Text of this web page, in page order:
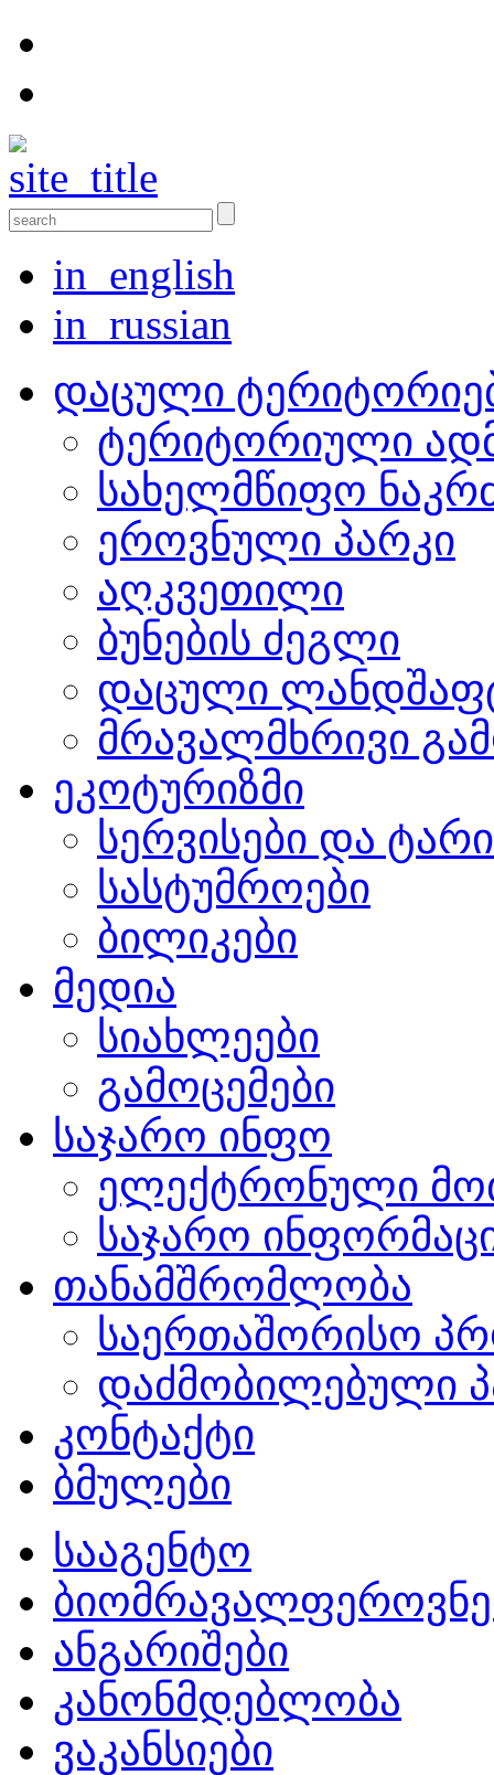
in_english
in_russian
დაცული
ტერიტორიული
სახელმწიფო
ეროვნული პარკი
აღკვეთილი
ბუნების ძეგლი
დაცული
მრავალმხრივი
ეკოტურიზმი
სერვისები და
სასტუმროები
ბილიკები
მედია
სიახლეები
გამოცემები
საჯარო ინფო
ელექტრონული
საჯარო
თანამშრომლობა
საერთაშორისო
დაძმობილებული
კონტაქტი
ბმულები
სააგენტო
ანგარიშები
კანონმდებლობა
ვაკანსიები